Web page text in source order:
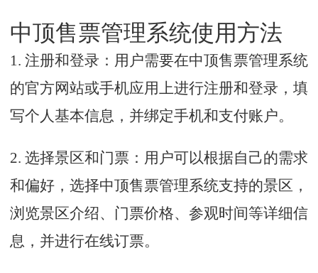
中顶售票管理系统使用方法
1. 注册和登录：用户需要在中顶售票管理系统
的官方网站或手机应用上进行注册和登录，填
写个人基本信息，并绑定手机和支付账户。
2. 选择景区和门票：用户可以根据自己的需求
和偏好，选择中顶售票管理系统支持的景区，
浏览景区介绍、门票价格、参观时间等详细信
息，并进行在线订票。